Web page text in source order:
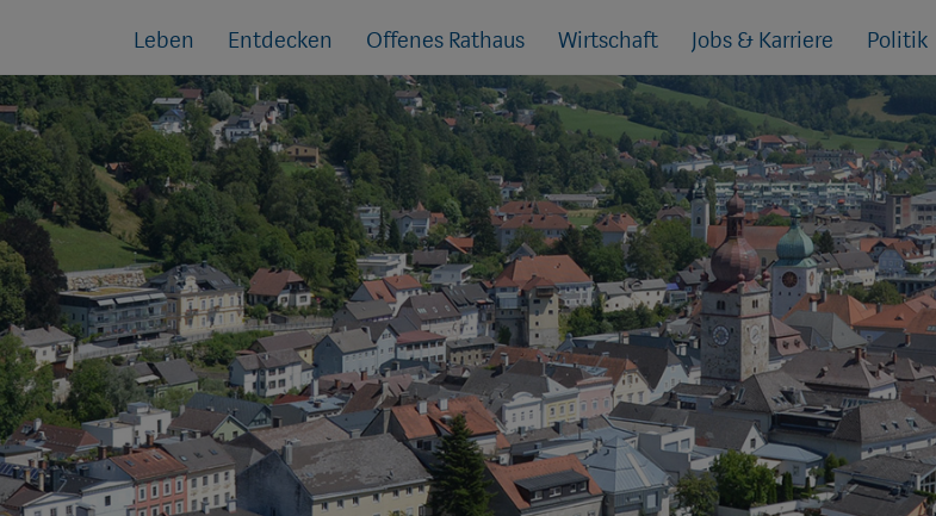
Sprungmarken
zu:
Leben Entdecken Offenes Rathaus Wirtschaft Jobs & Karriere Politik